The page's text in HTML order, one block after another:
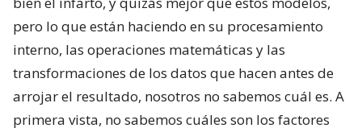
pero lo que están haciendo en su procesamiento
interno, las operaciones matemáticas y las
transformaciones de los datos que hacen antes de
arrojar el resultado, nosotros no sabemos cuál es. A
primera vista, no sabemos cuáles son los factores